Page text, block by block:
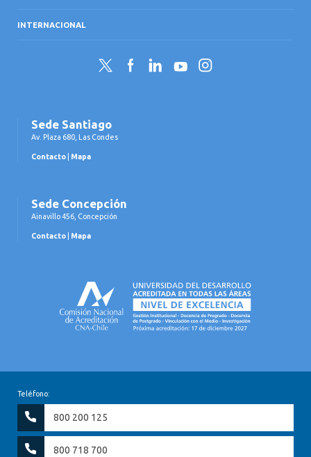
INTERNACIONAL
Twitter FacebookLinkedInYouTubeInstagram
Sede Santiago
Av. Plaza 680, Las Condes
Contacto Mapa
Sede Concepción
Ainavillo 456, Concepción
Contacto Mapa
Teléfono:
800 200 125
800 718 700